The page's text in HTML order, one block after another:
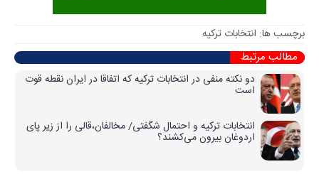
برچسب ها: انتخابات ترکیه
مطالب مرتبط
دو نکته منفی در انتخابات ترکیه که اتفاقا در ایران نقطه قوت
است
انتخابات ترکیه و احتمال شگفتی/ مخالفان،قالی را از زیر پای
اردوغان بیرون می‌کشند؟